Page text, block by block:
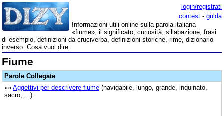
login/registrati
contest - guida
Informazioni utili online sulla parola italiana
«fiume», il significato, curiosità, sillabazione, frasi
di esempio, definizioni da cruciverba, definizioni storiche, rime, dizionario
inverso. Cosa vuol dire.
Fiume
Parole Collegate
»» Aggettivi per descrivere fiume (navigabile, lungo, grande, inquinato,
sacro, ...)